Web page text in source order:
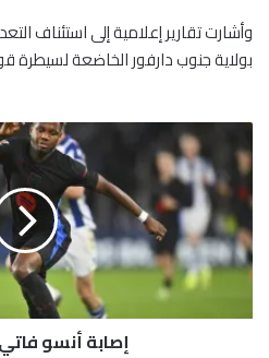
وأشارت تقارير إعلامية إلى استئناف
بولاية جنوب دارفور الخاضعة لسيطرة
إ
ص
ا
ب
ة
أ
ن
و
إصابة أنسو